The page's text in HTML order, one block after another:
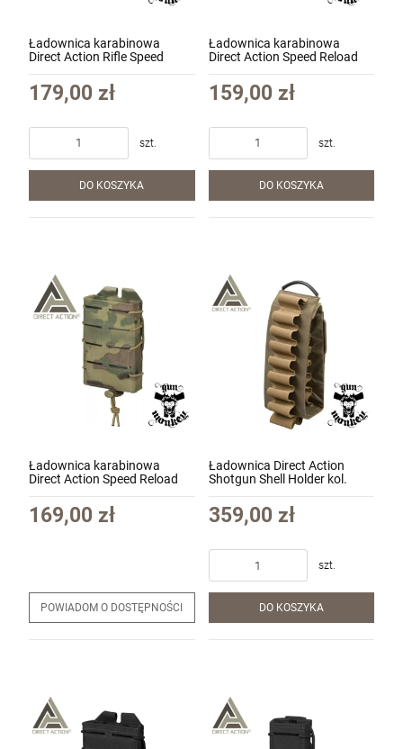
Ładownica karabinowa
Direct Action Rifle Speed
kol. Multicam (PO-RFSS-CD5-
MCM)
179,00 zł
szt.
DO KOSZYKA
Ładownica karabinowa
Direct Action Speed Reload
Coyote Brown (PO-RFSR-
CD5-CBR)
159,00 zł
szt.
DO KOSZYKA
Ładownica karabinowa
Direct Action Speed Reload
Pouch Rifle - Cordura kol.
Multicam (PO-RFSR-CD5-
MCM)
169,00 zł
POWIADOM O DOSTĘPNOŚCI
Ładownica Direct Action
Shotgun Shell Holder kol.
Adaptive Green (PO-SSHD-
CD5-AGR)
359,00 zł
szt.
DO KOSZYKA